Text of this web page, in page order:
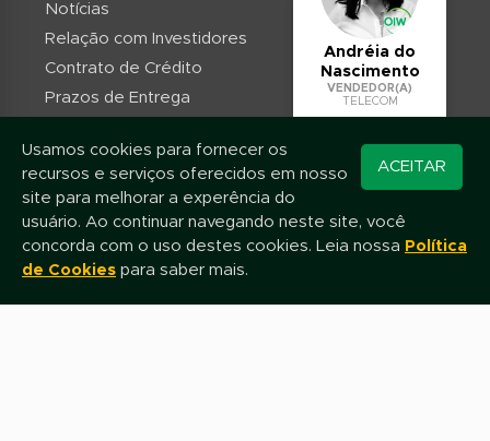
Notícias
Relação com Investidores
Contrato de Crédito
Prazos de Entrega
Contato
Andréia do
Nascimento
VENDEDOR(A)
TELECOM
WhatsApp
ACEITAR
Usamos cookies para fornecer os
recursos e serviços oferecidos em nosso
site para melhorar a experência do
usuário. Ao continuar navegando neste site, você
concorda com o uso destes cookies. Leia nossa Política
de Cookies para saber mais.